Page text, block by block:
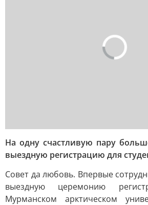
На одну счастливую пару
выездную регистрацию для
Совет да любовь. Впервые
выездную церемонию
Мурманском арктическом